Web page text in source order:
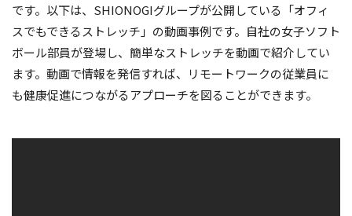
です。以下は、SHIONOGIグループが公開している「オフィ
スでもできるストレッチ」の動画事例です。自社の女子ソフト
ボール部員が登場し、簡単なストレッチを動画で紹介してい
ます。動画で情報を発信すれば、リモートワークの従業員に
も健康促進につながるアプローチを図ることができます。